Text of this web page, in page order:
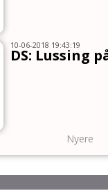
10-06-2018 19:43:19
DS: Lussing
Nyere